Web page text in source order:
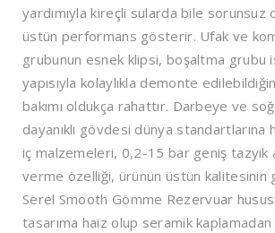
yardımıyla kireçli sularda bile sorunsuz
üstün performans gösterir. Ufak ve
grubunun esnek klipsi, boşaltma grubu
yapısıyla kolaylıkla demonte
bakımı oldukça rahattır. Darbeye ve
dayanıklı gövdesi dünya standartlarına
iç malzemeleri, 0,2-15 bar geniş tazyik
verme özelliği, ürünün üstün kalitesinin
Serel Smooth Gömme Rezervuar
tasarıma haiz olup seramik kaplamadan